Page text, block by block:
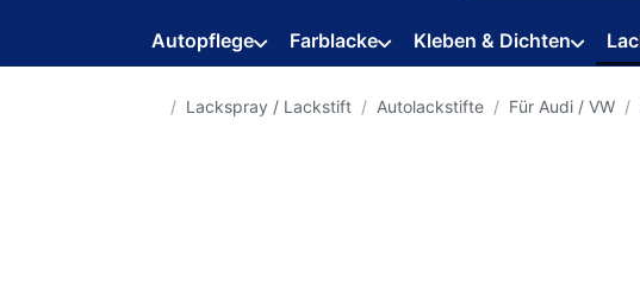
Autopflege Farblacke Kleben & Dichten
Startseite
Lackspray / Lackstift Autolackstifte Für Audi / VW